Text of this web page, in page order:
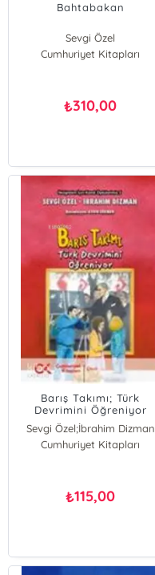
Bahtabakan
Sevgi Özel
Cumhuriyet Kitapları
₺310,00
Barış Takımı; Türk
Devrimini Öğreniyor
Sevgi Özel;İbrahim Dizman
İbrahim Dizman
Cumhuriyet Kitapları
₺115,00